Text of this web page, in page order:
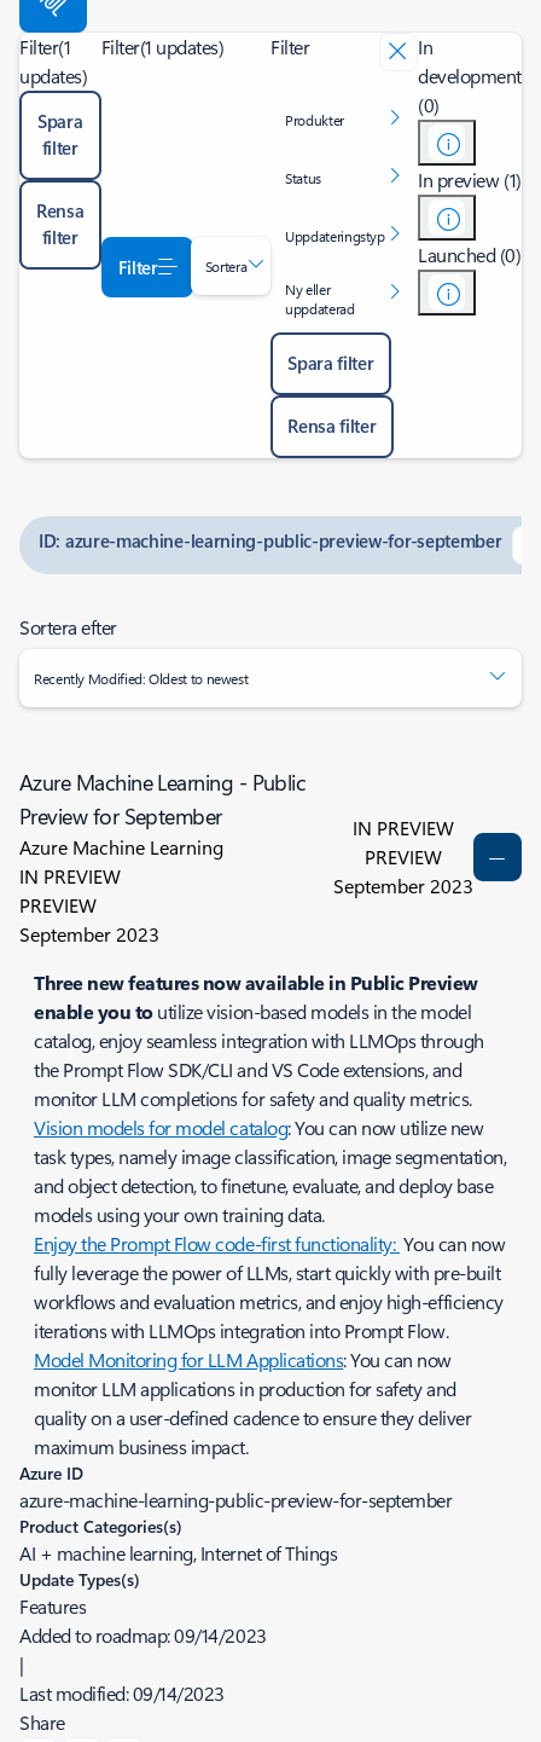
Filter(1
updates)
Spara
filter
Rensa
filter
Filter(1 updates)
Filter Sortera
Filter
Produkter
Status
Uppdateringstyp
Ny eller
uppdaterad
Spara filter
Rensa filter
In
development
(0)
In preview (1)
Launched (0)
ID: azure-machine-learning-public-preview-for-september
Sortera efter
Recently Modified: Oldest to newest
Azure Machine Learning - Public
Preview for September
Azure Machine Learning
IN PREVIEW
PREVIEW
September 2023
IN PREVIEW
PREVIEW
September 2023
Three new features now available in Public Preview
enable you toutilize vision-based models in the model
catalog, enjoy seamless integration with LLMOps through
the Prompt Flow SDK/CLI and VS Code extensions, and
monitor LLM completions for safety and quality metrics​.
Vision models for model catalog: You can now utilize new
task types, namely image classification, image segmentation,
and object detection, to finetune, evaluate, and deploy base
models using your own training data.
Enjoy the Prompt Flow code-first functionality: ​ You can now
fully leverage the power of LLMs, start quickly with pre-built
workflows and evaluation metrics, and enjoy high-efficiency
iterations with LLMOps integration into Prompt Flow.
Model Monitoring for LLM Applications​: You can now
monitor LLM applications in production for safety and
quality on a user-defined cadence to ensure they deliver
maximum business impact.
Azure ID
azure-machine-learning-public-preview-for-september
Product Categories(s)
AI + machine learning, Internet of Things
Update Types(s)
Features
Added to roadmap:09/14/2023
|
Last modified:09/14/2023
Share